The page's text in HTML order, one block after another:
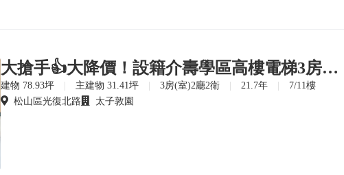
大搶手👍大降價！設籍介壽學區高樓電梯3房雙車位
建物 78.93坪 主建物 31.41坪 3房(室)2廳2衛 21.7年 7/11樓
松山區光復北路 太子敦園